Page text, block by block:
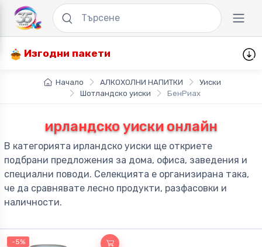
Изгодни пакети
Начало АЛКОХОЛНИ НАПИТКИ
Уиски
Шотландско уиски
БенРиах
ирландско уиски онлайн
В категорията ирландско уиски ще откриете
подбрани предложения за дома, офиса, заведения и
специални поводи. Селекцията е организирана така,
че да сравнявате лесно продукти, разфасовки и
наличности.
-5%